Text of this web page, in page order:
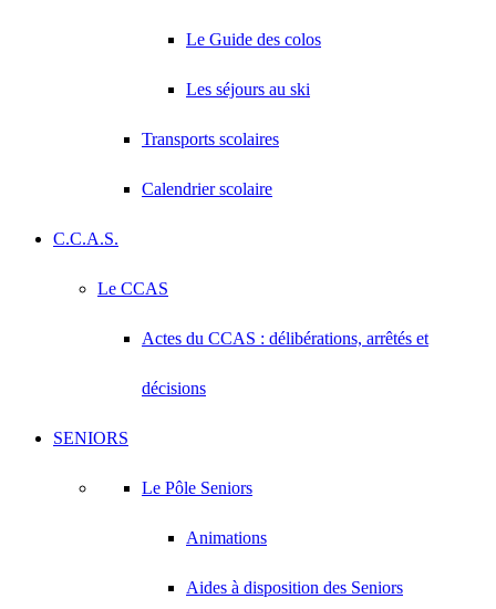
Le Guide des colos
Les séjours au ski
Transports scolaires
Calendrier scolaire
C.C.A.S.
Le CCAS
Actes du CCAS : délibérations, arrêtés et
décisions
SENIORS
Le Pôle Seniors
Animations
Aides à disposition des Seniors